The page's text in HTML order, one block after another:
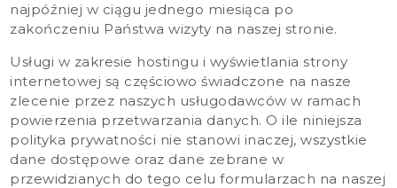
najpóźniej w ciągu jednego miesiąca po
zakończeniu Państwa wizyty na naszej stronie.
Usługi w zakresie hostingu i wyświetlania strony
internetowej są częściowo świadczone na nasze
zlecenie przez naszych usługodawców w ramach
powierzenia przetwarzania danych. O ile niniejsza
polityka prywatności nie stanowi inaczej, wszystkie
dane dostępowe oraz dane zebrane w
przewidzianych do tego celu formularzach na naszej